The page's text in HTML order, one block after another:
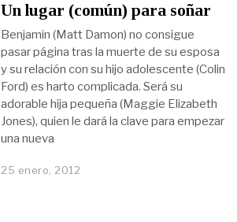
Un lugar (común) para soñar
Benjamin (Matt Damon) no consigue
pasar página tras la muerte de su esposa
y su relación con su hijo adolescente (Colin
Ford) es harto complicada. Será su
adorable hija pequeña (Maggie Elizabeth
Jones), quien le dará la clave para empezar
una nueva
25 enero, 2012